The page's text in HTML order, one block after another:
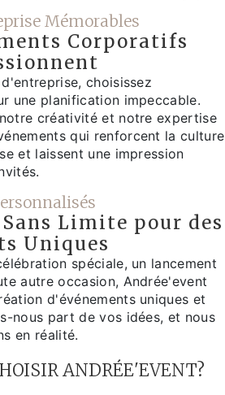
Mémorables
Corporatifs
choisissez
une planification impeccable.
créativité et notre expertise
qui renforcent la culture
et laissent une impression
Limite pour des
Uniques
spéciale, un lancement
autre occasion, Andrée'event
d'événements uniques et
nous part de vos idées, et nous
en réalité.
ANDRÉE'EVENT?